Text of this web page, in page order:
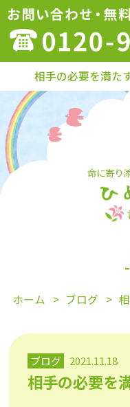
相手の必要を満た
命に寄り
ホーム ブログ
ブログ 2021.11.18
相手の必要を